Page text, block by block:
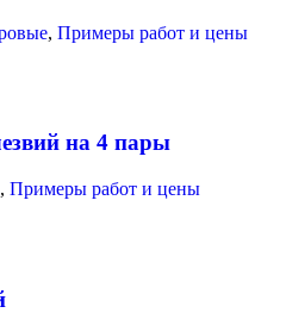
, Примеры работ и цены
на 4 пары
, Примеры работ и цены